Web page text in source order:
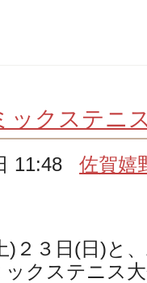
ックステニ
11:48佐賀嬉
)２３日(日)と
ックステニス